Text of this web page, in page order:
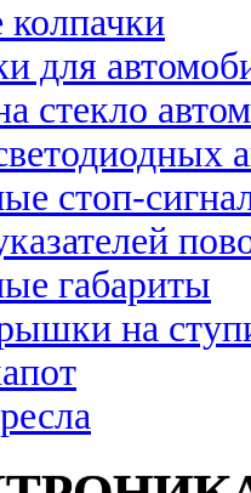
для
стекло
стоп-
габариты
на